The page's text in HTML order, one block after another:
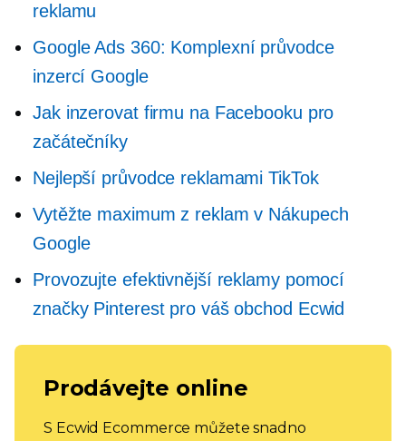
reklamu
Google Ads 360: Komplexní průvodce
inzercí Google
Jak inzerovat firmu na Facebooku pro
začátečníky
Nejlepší průvodce reklamami TikTok
Vytěžte maximum z reklam v Nákupech
Google
Provozujte efektivnější reklamy pomocí
značky Pinterest pro váš obchod Ecwid
Prodávejte online
S Ecwid Ecommerce můžete snadno